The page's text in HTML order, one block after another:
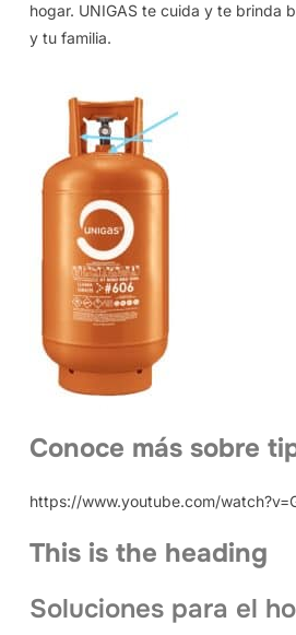
hogar. UNIGAS te cuida y te brinda
y tu familia.
Conoce más sobre
https://www.youtube.com/
This is the heading
Soluciones para el